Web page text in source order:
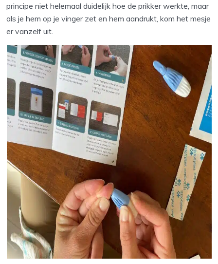
principe niet helemaal duidelijk hoe de prikker werkte, maar
als je hem op je vinger zet en hem aandrukt, kom het mesje
er vanzelf uit.